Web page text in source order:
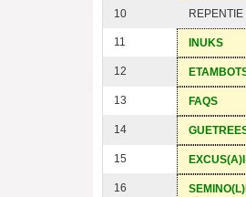
10 REPENTIE
11 INUKS
12
13 FAQS
14
15 EXCUS(A)I
16